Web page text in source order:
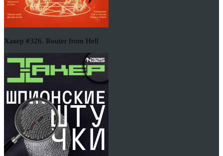
Хакер #326. Router from Hell